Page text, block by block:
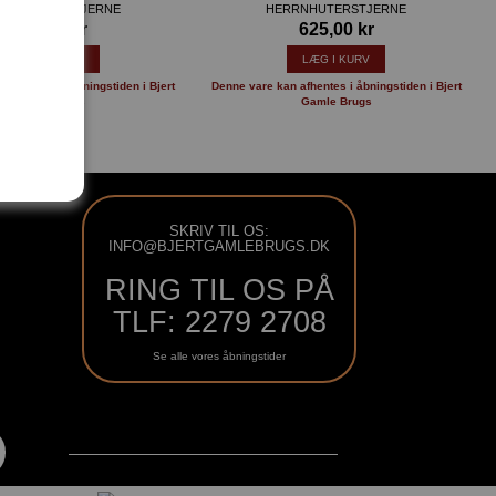
625,00 kr
afhentes i åbningstiden i Bjert
HERRNHUTERSTJERNE
625,00 kr
LÆG I KURV
Denne vare kan afhentes i åbningstiden i Bjert
Gamle Brugs
SKRIV TIL OS:
INFO@BJERTGAMLEBRUGS.DK
RING TIL OS PÅ
TLF: 2279 2708
Se alle vores åbningstider